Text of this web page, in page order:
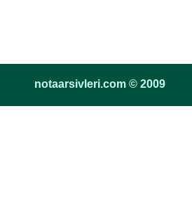
notaarsivleri.com © 2009